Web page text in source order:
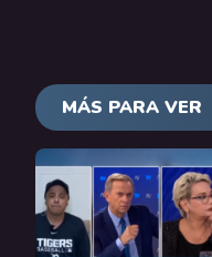
MÁS PARA VER